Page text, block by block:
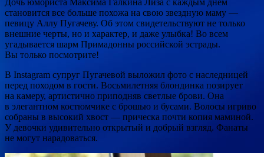
становится все больше похожа на свою звездную маму —
певицу Аллу Пугачеву. Об этом свидетельствуют не только
внешние черты, но и характер, и даже улыбка! Во всем
угадывается шарм Примадонны российской эстрады.
Вы только посмотрите!
В Instagram супруг Пугачевой выложил фото с наследницей
перед походом в гости. Восьмилетняя блондинка позирует
на камеру, артистично приподняв светлые брови. Она
в элегантном костюмчике с брошью и бусами. Волосы игриво
собраны в высокий хвост — прическа почти копия маминой.
У девочки удивительно открытый и добрый взгляд. Фанаты
не могут нарадоваться.